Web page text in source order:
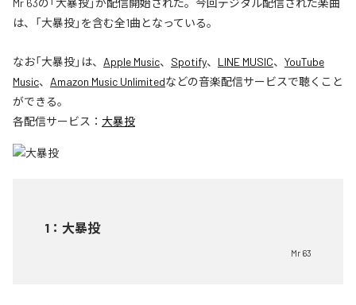
は、「大暴投」を含む全1曲となっている。
なお「大暴投」は、 Apple Music、 Spotify、 LINE MUSIC、 YouTube
Music、 Amazon Music Unlimitedなどの音楽配信サービスで聴くこと
ができる。
各配信サービス： 大暴投
1 ： 大暴投
Mr 63